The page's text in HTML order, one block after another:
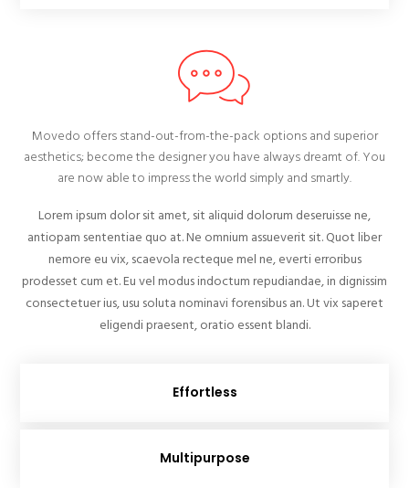
Movedo offers stand-out-from-the-pack options and superior
aesthetics; become the designer you have always dreamt of. You
are now able to impress the world simply and smartly.
Lorem ipsum dolor sit amet, sit aliquid dolorum deseruisse ne,
antiopam sententiae quo at. Ne omnium assueverit sit. Quot liber
nemore eu vix, scaevola recteque mel ne, everti erroribus
prodesset cum et. Eu vel modus indoctum repudiandae, in dignissim
consectetuer ius, usu soluta nominavi forensibus an. Ut vix saperet
eligendi praesent, oratio essent blandi.
Effortless
Multipurpose